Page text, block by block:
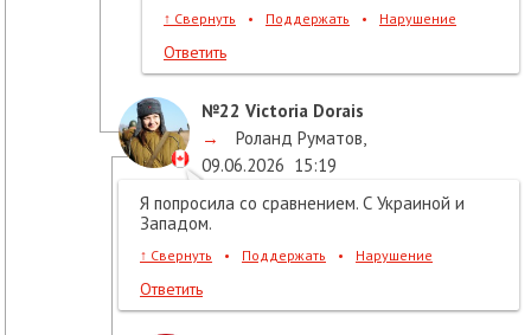
↑ Свернуть • Поддержать • Нарушение
Ответить
№22 Victoria Dorais
→
Роланд Руматов,
09.06.2026 15:19
Я попросила со сравнением. С Украиной и
Западом.
↑ Свернуть • Поддержать • Нарушение
Ответить